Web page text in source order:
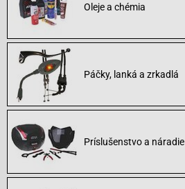
Oleje a chémia
Páčky, lanká a zrkadlá
Príslušenstvo a náradie